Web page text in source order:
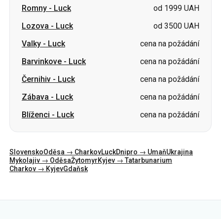
Romny - Luck
od 1999 UAH
Lozova - Luck
od 3500 UAH
Valky - Luck
cena na požádání
Barvinkove - Luck
cena na požádání
Černihiv - Luck
cena na požádání
Zábava - Luck
cena na požádání
Blíženci - Luck cena na požádání
SlovenskoOděsa → CharkovLuckDnipro → UmaňUkrajina
Mykolajiv → OděsaŽytomyrKyjev → Tatarbunarium
Charkov → KyjevGdaňsk